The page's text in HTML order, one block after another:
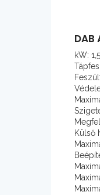
DAB
kW: 1,5
Külső